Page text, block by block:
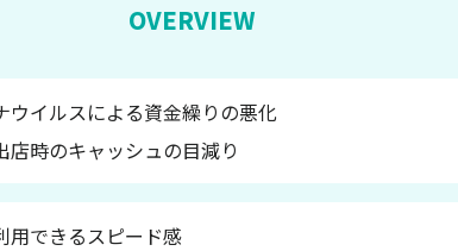
OVERVIEW
ウイルスによる資金繰りの悪化
店時のキャッシュの目減り
用できるスピード感